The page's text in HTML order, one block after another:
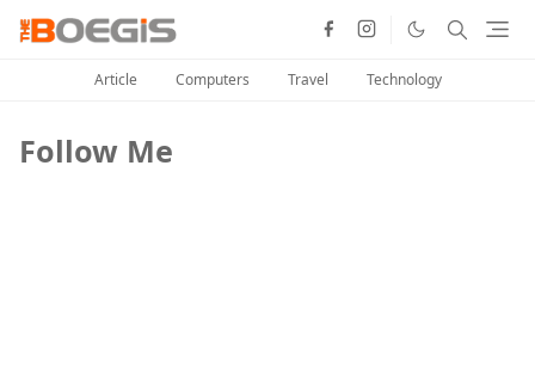
Article Computers Travel Technology
Follow Me